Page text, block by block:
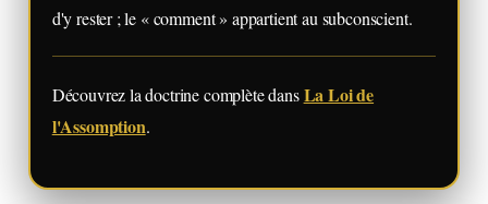
d'y rester ; le « comment » appartient au subconscient.
Découvrez la doctrine complète dansLa Loi de
l'Assomption.